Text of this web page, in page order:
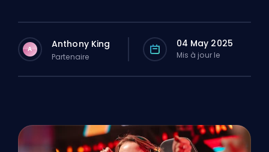
A Anthony King
Partenaire
04 May 2025
Mis à jour le